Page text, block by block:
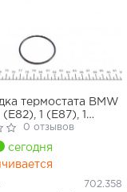
термостата BMW
(E82), 1 (E87), 1
3 (E90), 3
3 (E93), 5
(E61), 6 (E63), 6
E66, E67), X1
6.75 08.84-
0 отзывов
сегодня
702.358